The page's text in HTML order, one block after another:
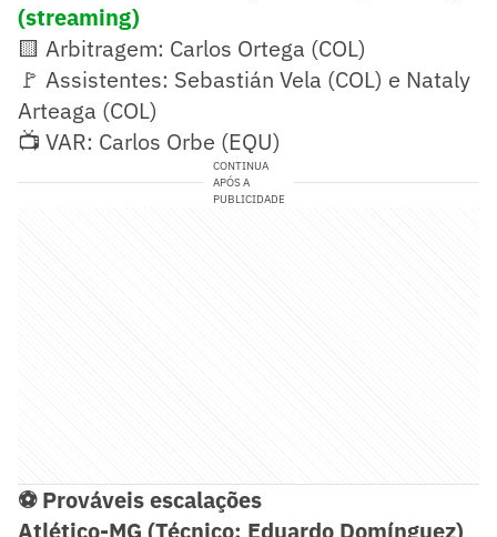
(streaming)
🟨 Arbitragem: Carlos Ortega (COL)
🚩 Assistentes: Sebastián Vela (COL) e Nataly
Arteaga (COL)
📺 VAR: Carlos Orbe (EQU)
CONTINUA
APÓS A
PUBLICIDADE
⚽ Prováveis escalações
Atlético-MG (Técnico: Eduardo Domínguez)